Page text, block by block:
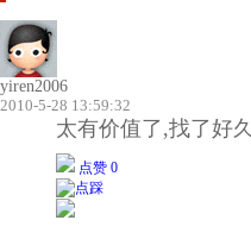
yiren2006
2010-5-28 13:59:32
太有价值了,找了好久
点赞 0